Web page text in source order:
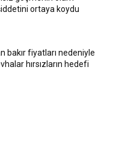
ortaya koydu
bakır fiyatları nedeniyle
hırsızların hedefi